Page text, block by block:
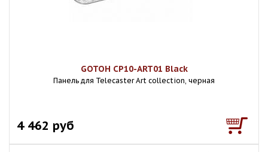
GOTOH CP10-ART01 Black
Панель для Telecaster Art collection, черная
4 462 руб